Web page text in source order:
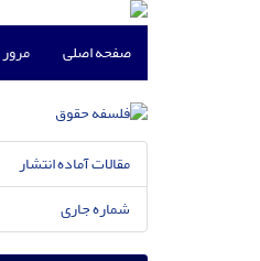
صفحه اصلی مرور
مقالات آماده انتشار
شماره جاری